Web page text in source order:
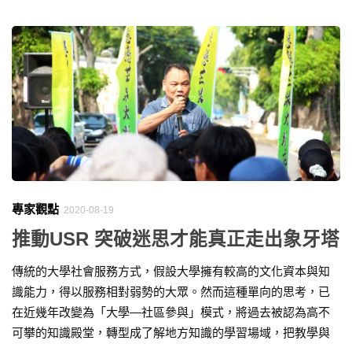
專家觀點 2020-08-19
推動USR 突破迷思才能真正走出象牙塔
傳統的大學社會服務方式，假設大學擁有較高的文化資本與知
識能力，得以服務相對弱勢的大眾。然而這種單向的思考，已
在近幾年改變為「大學—社區參與」模式，將過去被認為高不
可攀的知識殿堂，轉型成了解地方知識的學習場域，把教學與